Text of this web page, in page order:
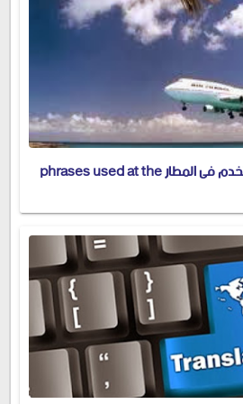
تعليم عبارات إنجليزية تستخدم فى المطار phrases used at the